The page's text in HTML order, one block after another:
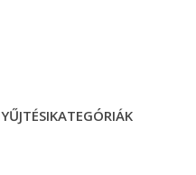
ŰJTÉSIKATEGÓRIÁK